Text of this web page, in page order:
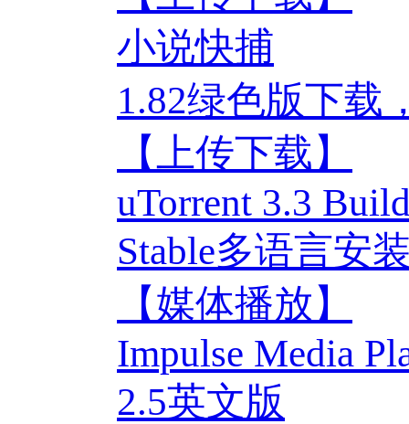
小说快捕
1.82绿色版下载
【上传下载】
uTorrent 3.3
Stable多语言安
【媒体播放】
Impulse Media
2.5英文版